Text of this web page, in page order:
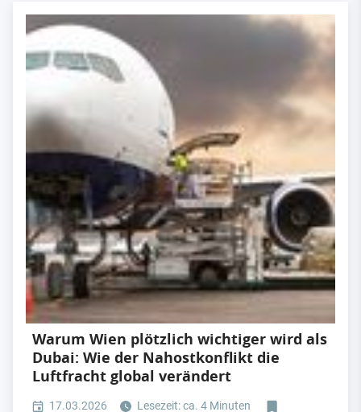
Warum Wien plötzlich wichtiger wird als
Dubai: Wie der Nahostkonflikt die
Luftfracht global verändert
17.03.2026 Lesezeit: ca. 4 Minuten